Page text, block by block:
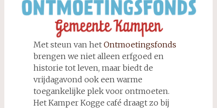
Met steun van het Ontmoetingsfonds
brengen we niet alleen erfgoed en
historie tot leven, maar biedt de
vrijdagavond ook een warme
toegankelijke plek voor ontmoeten.
Het Kamper Kogge café draagt zo bij